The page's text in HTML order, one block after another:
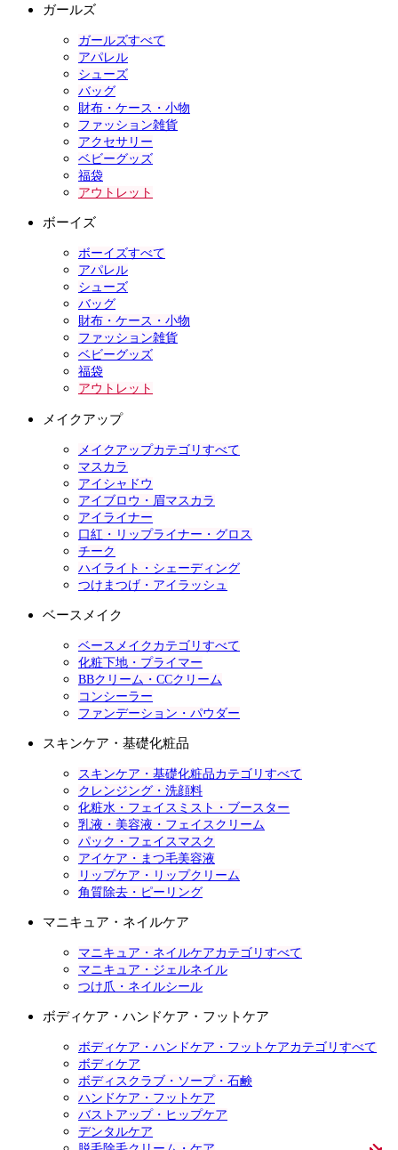
ガールズ
ガールズすべて
アパレル
シューズ
バッグ
財布・ケース・小物
ファッション雑貨
アクセサリー
ベビーグッズ
福袋
アウトレット
ボーイズ
ボーイズすべて
アパレル
シューズ
バッグ
財布・ケース・小物
ファッション雑貨
ベビーグッズ
福袋
アウトレット
メイクアップ
メイクアップカテゴリすべて
マスカラ
アイシャドウ
アイブロウ・眉マスカラ
アイライナー
口紅・リップライナー・グロス
チーク
ハイライト・シェーディング
つけまつげ・アイラッシュ
ベースメイク
ベースメイクカテゴリすべて
化粧下地・プライマー
BBクリーム・CCクリーム
コンシーラー
ファンデーション・パウダー
スキンケア・基礎化粧品
スキンケア・基礎化粧品カテゴリすべて
クレンジング・洗顔料
化粧水・フェイスミスト・ブースター
乳液・美容液・フェイスクリーム
パック・フェイスマスク
アイケア・まつ毛美容液
リップケア・リップクリーム
角質除去・ピーリング
マニキュア・ネイルケア
マニキュア・ネイルケアカテゴリすべて
マニキュア・ジェルネイル
つけ爪・ネイルシール
ボディケア・ハンドケア・フットケア
ボディケア・ハンドケア・フットケアカテゴリすべて
ボディケア
ボディスクラブ・ソープ・石鹸
ハンドケア・フットケア
バストアップ・ヒップケア
デンタルケア